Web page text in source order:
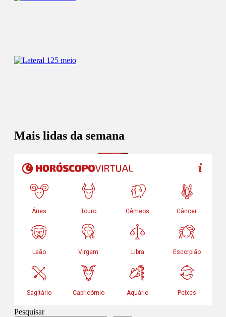
Mais lidas da semana
Pesquisar